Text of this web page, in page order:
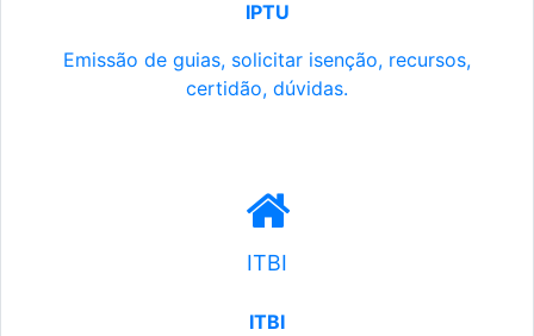
IPTU
Emissão de guias, solicitar isenção, recursos,
certidão, dúvidas.
ITBI
ITBI